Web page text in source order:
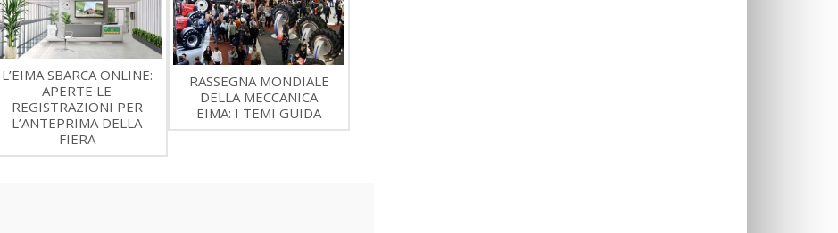
L’EIMA SBARCA ONLINE:
APERTE LE
REGISTRAZIONI PER
L’ANTEPRIMA DELLA
FIERA
RASSEGNA MONDIALE
DELLA MECCANICA
EIMA: I TEMI GUIDA